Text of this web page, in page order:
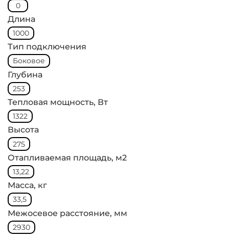
0
Длина
1000
Тип подключения
Боковое
Глубина
253
Тепловая мощность, Вт
1322
Высота
275
Отапливаемая площадь, м2
13,22
Масса, кг
33,5
Межосевое расстояние, мм
2930